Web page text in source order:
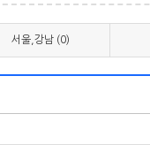
서울,강남 (0)